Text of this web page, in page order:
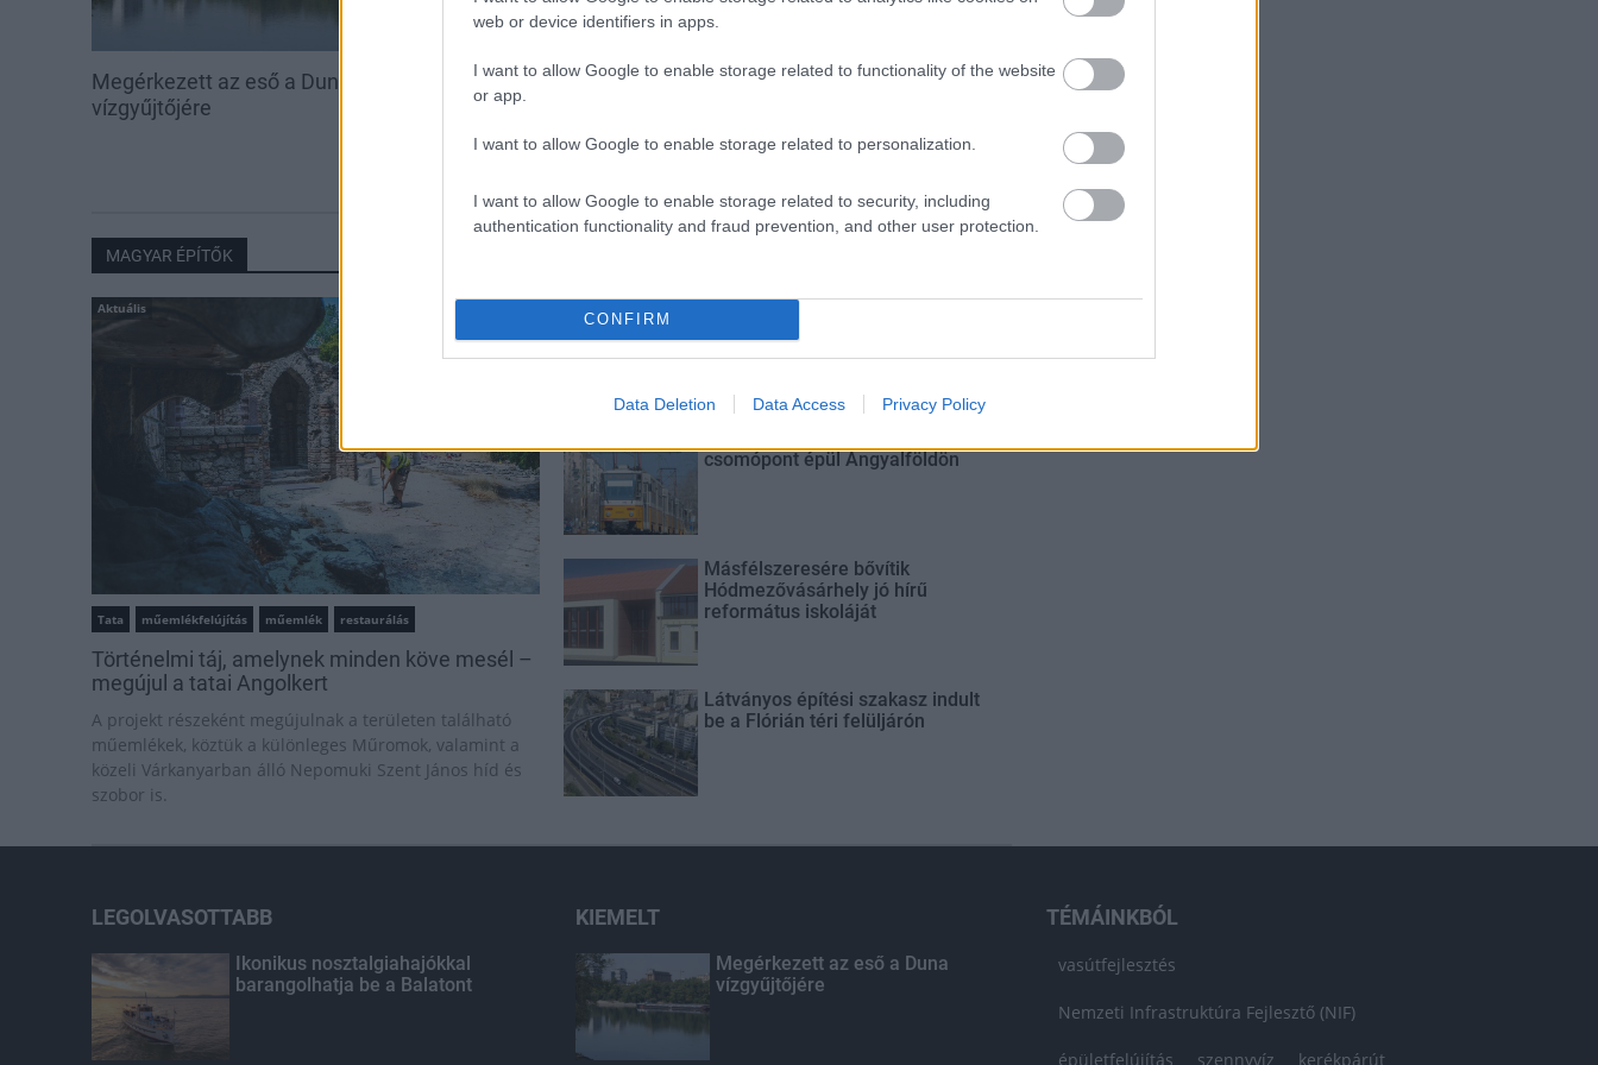
web or device identifiers in apps.
I want to allow Google to enable storage related to functionality of the website
or app.
I want to allow Google to enable storage related to personalization.
I want to allow Google to enable storage related to security, including
authentication functionality and fraud prevention, and other user protection.
CONFIRM
Data Deletion Data Access Privacy Policy
Megérkezett az eső a Duna
vízgyűjtőjére
Hőség és vízhiány - itatók
feltöltésével segítik a
vadállományt a somogyi
Amire többmillióan vártunk:
csökken a riasztás
MAGYAR ÉPÍTŐK
Aktuális
Tata műemlékfelújítás műemlék restaurálás
Történelmi táj, amelynek minden köve mesél –
megújul a tatai Angolkert
A projekt részeként megújulnak a területen található
műemlékek, köztük a különleges Műromok, valamint a
közeli Várkanyarban álló Nepomuki Szent János híd és
szobor is.
M1 bővítés: már zajlik a teljesen új
csomópont épül Angyalföldön
Másfélszeresére bővítik
Hódmezővásárhely jó hírű
református iskoláját
Látványos építési szakasz indult
be a Flórián téri felüljárón
LEGOLVASOTTABB
Ikonikus nosztalgiahajókkal
barangolhatja be a Balatont
KIEMELT
Megérkezett az eső a Duna
vízgyűjtőjére
TÉMÁINKBÓL
vasútfejlesztés
Nemzeti Infrastruktúra Fejlesztő (NIF)
épületfelújítás szennyvíz kerékpárút